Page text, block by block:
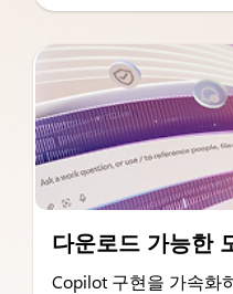
다운로드 가능한
Copilot 구현을 가속화